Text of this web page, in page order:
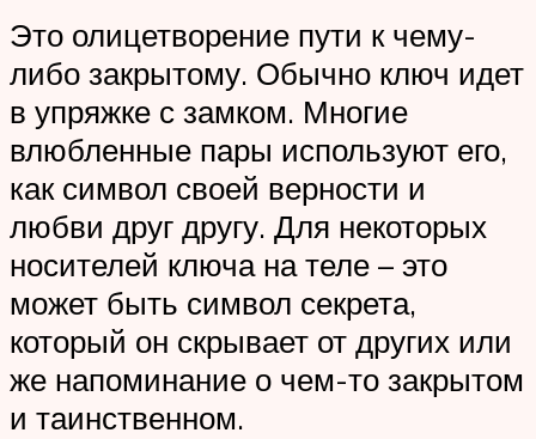
Это олицетворение пути к чему-
либо закрытому. Обычно ключ идет
в упряжке с замком. Многие
влюбленные пары используют его,
как символ своей верности и
любви друг другу. Для некоторых
носителей ключа на теле – это
может быть символ секрета,
который он скрывает от других или
же напоминание о чем-то закрытом
и таинственном.